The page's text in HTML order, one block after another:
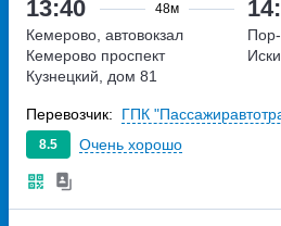
13:40 48м
Кемерово, автовокзал
Кемерово проспект
Кузнецкий, дом 81
8.5 Очень хорошо
Перевозчик: ГПК